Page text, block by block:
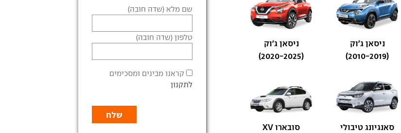
ניסאן ג'וק
(2010-2019)
ניסאן ג'וק
(2020-2025)
סאנגיונג טיבולי
סובארו XV
שם מלא (שדה חובה)
טלפון (שדה חובה)
קראנו מבינים ומסכימים
לתקנון